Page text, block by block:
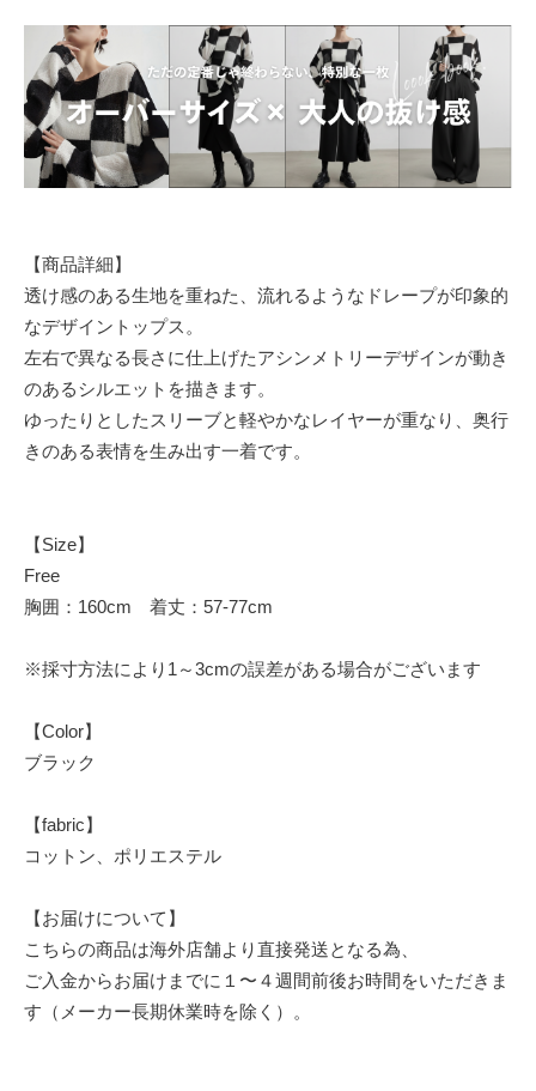
【商品詳細】
透け感のある生地を重ねた、流れるようなドレープが印象的
なデザイントップス。
左右で異なる長さに仕上げたアシンメトリーデザインが動き
のあるシルエットを描きます。
ゆったりとしたスリーブと軽やかなレイヤーが重なり、奥行
きのある表情を生み出す一着です。
【Size】
Free
胸囲：160cm 着丈：57-77cm
※採寸方法により1～3cmの誤差がある場合がございます
【Color】
ブラック
【fabric】
コットン、ポリエステル
【お届けについて】
こちらの商品は海外店舗より直接発送となる為、
ご入金からお届けまでに１〜４週間前後お時間をいただきま
す（メーカー長期休業時を除く）。